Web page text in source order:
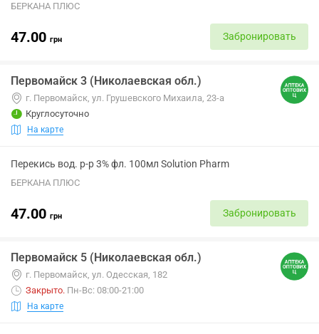
БЕРКАНА ПЛЮС
47.00 грн Забронировать
Первомайск 3 (Николаевская обл.)
г. Первомайск, ул. Грушевского Михаила, 23-а
Круглосуточно
На карте
Перекись вод. р-р 3% фл. 100мл Solution Pharm
БЕРКАНА ПЛЮС
47.00 грн Забронировать
Первомайск 5 (Николаевская обл.)
г. Первомайск, ул. Одесская, 182
Закрыто. Пн-Вс: 08:00-21:00
На карте